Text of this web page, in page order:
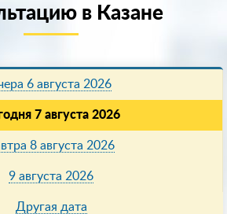
в Казанe
6 августа 2026
7 августа 2026
8 августа 2026
9 августа 2026
Другая дата